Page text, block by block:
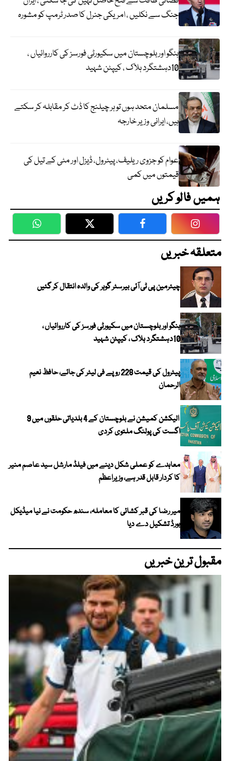
جنگ سے نکلیں ، امریکی جنرل کا صدر ٹرمپ کو مشورہ
ہنگو اور بلوچستان میں سکیورٹی فورسز کی کارروائیاں ،
10دہشتگرد ہلاک ، کیپٹن شہید
مسلمان متحد ہوں تو ہر چیلنج کا ڈٹ کر مقابلہ کر سکتے
ہیں، ایرانی وزیر خارجہ
عوام کو جزوی ریلیف، پیٹرول، ڈیزل اور مٹی کے تیل کی
قیمتوں میں کمی
ہمیں فالو کریں
WhatsApp Twitter Facebook
متعلقہ خبریں
چیئرمین پی ٹی آئی بیرسٹر گوہر کی والدہ انتقال کر گئیں
ہنگو اور بلوچستان میں سکیورٹی فورسز کی کارروائیاں ،
10دہشتگرد ہلاک ، کیپٹن شہید
پیٹرول کی قیمت 228 روپے فی لیٹر کی جائے، حافظ نعیم
الرحمان
الیکشن کمیشن نے بلوچستان کے 4 بلدیاتی حلقوں میں 9
اگست کی پولنگ ملتوی کردی
معاہدے کو عملی شکل دینے میں فیلڈ مارشل سید عاصم منیر
کا کردار قابل قدر ہے، وزیراعظم
میر رضا کی قبر کشائی کا معاملہ، سندھ حکومت نے نیا میڈیکل
بورڈ تشکیل دے دیا
مقبول ترین خبریں